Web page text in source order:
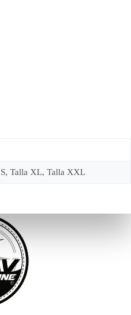
Talla XL, Talla XXL